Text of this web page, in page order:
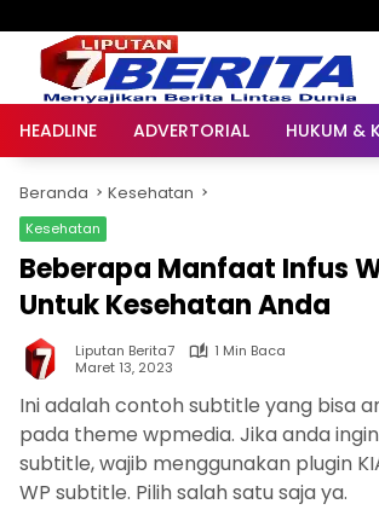
HEADLINE ADVERTORIAL HUKUM &
Beranda Kesehatan
Kesehatan
Beberapa Manfaat Infus
Untuk Kesehatan Anda
Liputan Berita7
1 Min Baca
Maret 13, 2023
Ini adalah contoh subtitle yang bisa
pada theme wpmedia. Jika anda
subtitle, wajib menggunakan plugin
WP subtitle. Pilih salah satu saja ya.